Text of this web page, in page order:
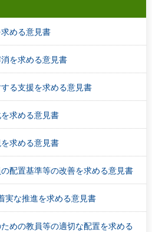
める意見書
を求める意見書
る支援を求める意見書
求める意見書
求める意見書
配置基準等の改善を求める意見書
実な推進を求める意見書
めの教員等の適切な配置を求める